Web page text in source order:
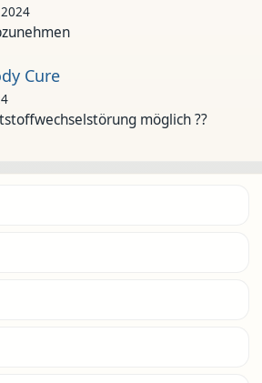
Cure
möglich ??